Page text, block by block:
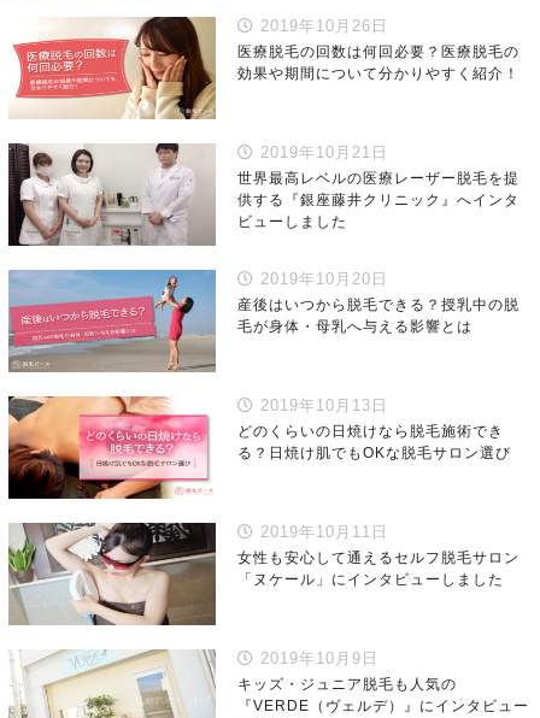
2019年10月26日
医療脱毛の回数は何回必要？医療脱毛の
効果や期間について分かりやすく紹介！
2019年10月21日
世界最高レベルの医療レーザー脱毛を提
供する『銀座藤井クリニック』へインタ
ビューしました
2019年10月20日
産後はいつから脱毛できる？授乳中の脱
毛が身体・母乳へ与える影響とは
2019年10月13日
どのくらいの日焼けなら脱毛施術でき
る？日焼け肌でもOKな脱毛サロン選び
2019年10月11日
女性も安心して通えるセルフ脱毛サロン
「ヌケール」にインタビューしました
2019年10月9日
キッズ・ジュニア脱毛も人気の
『VERDE（ヴェルデ）』にインタビュー